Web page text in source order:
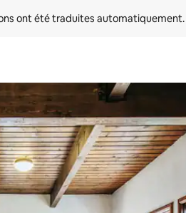
ont été traduites automatiquement.